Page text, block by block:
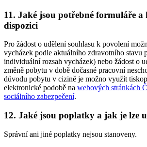
11. Jaké jsou potřebné formuláře a
dispozici
Pro žádost o udělení souhlasu k povolení
vycházek podle aktuálního zdravotního stavu
individuální rozsah vycházek) nebo žádost o
změně pobytu v době dočasné pracovní
důvodu pobytu v cizině je možno využít
elektronické podobě na webových stránkách
sociálního zabezpečení.
12. Jaké jsou poplatky a jak je lze
Správní ani jiné poplatky nejsou stanoveny.